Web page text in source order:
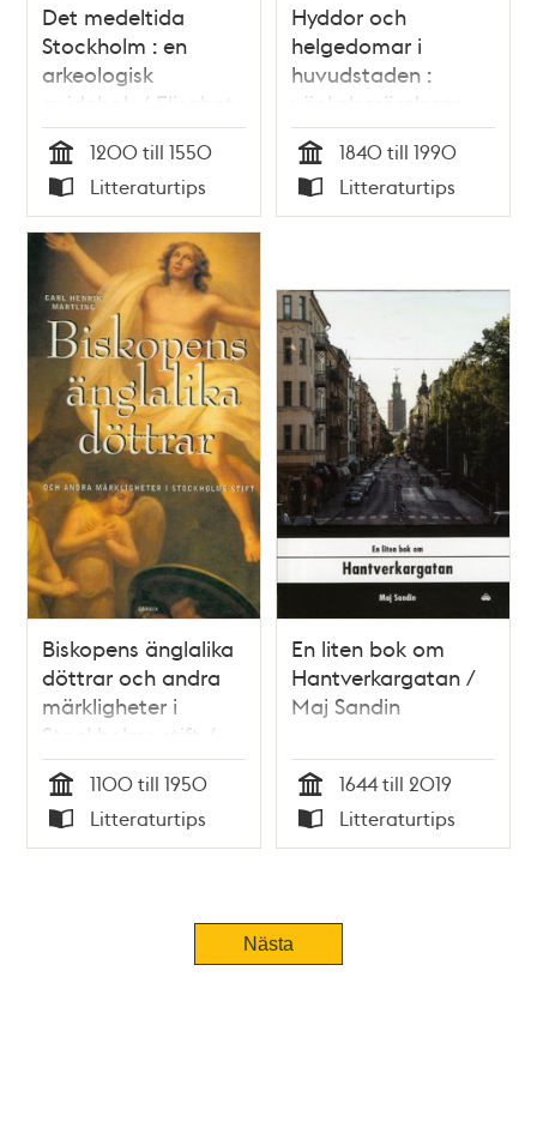
Det medeltida
Stockholm : en
arkeologisk
guidebok / Elisabet
Regner
Tid
1200 till 1550
Typ
Litteraturtips
Hyddor och
helgedomar i
huvudstaden :
väckelserörelsens
byggnader i
Stockholm 1840-
1990
Tid
1840 till 1990
Typ
Litteraturtips
Biskopens änglalika
döttrar och andra
märkligheter i
Stockholms stift /
Carl Henrik Martling
Tid
1100 till 1950
Typ
Litteraturtips
En liten bok om
Hantverkargatan /
Maj Sandin
Tid
1644 till 2019
Typ
Litteraturtips
Nästa